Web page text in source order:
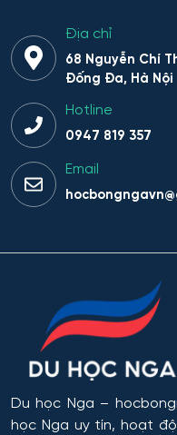
Địa chỉ
68 Nguyễn Chí
Đống Đa, Hà Nội
Hotline
0947 819 357
Email
Du học Nga –
học Nga uy tín, hoạt